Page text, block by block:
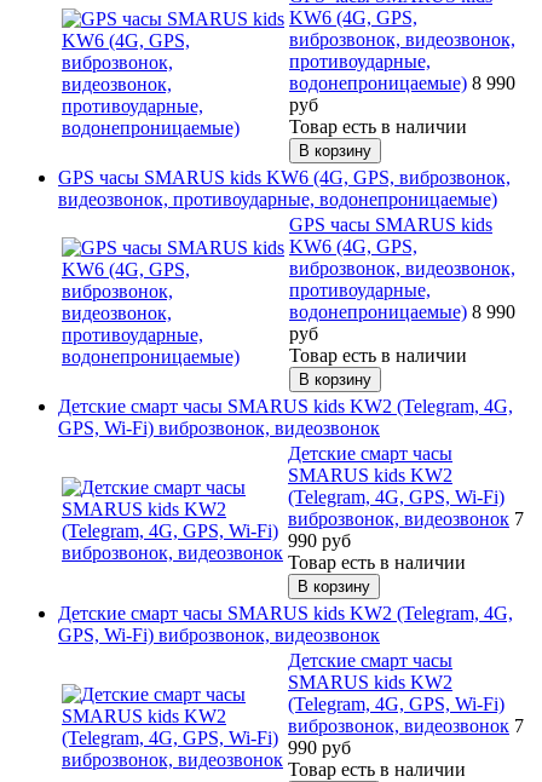
KW6 (4G, GPS,
виброзвонок, видеозвонок,
противоударные,
водонепроницаемые) 8 990
руб
Товар есть в наличии
GPS часы SMARUS kids KW6 (4G, GPS, виброзвонок,
видеозвонок, противоударные, водонепроницаемые)
GPS часы SMARUS kids
KW6 (4G, GPS,
виброзвонок, видеозвонок,
противоударные,
водонепроницаемые) 8 990
руб
Товар есть в наличии
Детские смарт часы SMARUS kids KW2 (Telegram, 4G,
GPS, Wi-Fi) виброзвонок, видеозвонок
Детские смарт часы
SMARUS kids KW2
(Telegram, 4G, GPS, Wi-Fi)
виброзвонок, видеозвонок 7
990 руб
Товар есть в наличии
Детские смарт часы SMARUS kids KW2 (Telegram, 4G,
GPS, Wi-Fi) виброзвонок, видеозвонок
Детские смарт часы
SMARUS kids KW2
(Telegram, 4G, GPS, Wi-Fi)
виброзвонок, видеозвонок 7
990 руб
Товар есть в наличии